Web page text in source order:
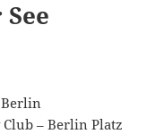
Berlin
– Berlin Platz